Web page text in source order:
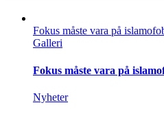
Fokus måste vara på
Galleri
Fokus måste vara på
Nyheter